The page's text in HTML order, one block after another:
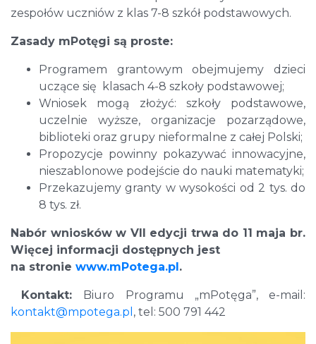
zespołów uczniów z klas 7-8 szkół podstawowych.
Zasady mPotęgi są proste:
Programem grantowym obejmujemy dzieci
uczące się klasach 4-8 szkoły podstawowej;
Wniosek mogą złożyć: szkoły podstawowe,
uczelnie wyższe, organizacje pozarządowe,
biblioteki oraz grupy nieformalne z całej Polski;
Propozycje powinny pokazywać innowacyjne,
nieszablonowe podejście do nauki matematyki;
Przekazujemy granty w wysokości od 2 tys. do
8 tys. zł.
Nabór wniosków w VII edycji trwa do 11 maja br.
Więcej informacji dostępnych jest
na stronie www.mPotega.pl.
Kontakt: Biuro Programu „mPotęga”, e-mail:
kontakt@mpotega.pl , tel: 500 791 442